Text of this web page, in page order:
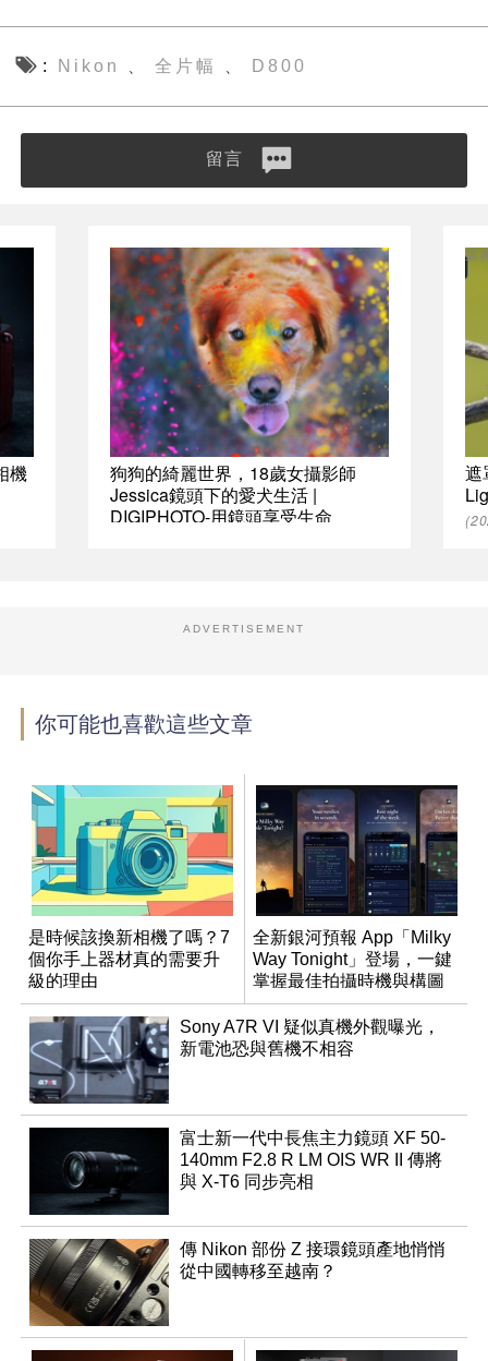
Nikon 、 全片幅 、 D800
留言
機
狗狗的綺麗世界，18歲女攝影師
Jessica鏡頭下的愛犬生活 |
DIGIPHOTO-用鏡頭享受生命
遮
業
ADVERTISEMENT
你可能也喜歡這些文章
是時候該換新相機了嗎？7
個你手上器材真的需要升
級的理由
全新銀河預報 App「Milky
Way Tonight」登場，一鍵
掌握最佳拍攝時機與構圖
Sony A7R VI 疑似真機外觀曝光，
新電池恐與舊機不相容
富士新一代中長焦主力鏡頭 XF 50-
140mm F2.8 R LM OIS WR II 傳將
與 X-T6 同步亮相
傳 Nikon 部份 Z 接環鏡頭產地悄悄
從中國轉移至越南？